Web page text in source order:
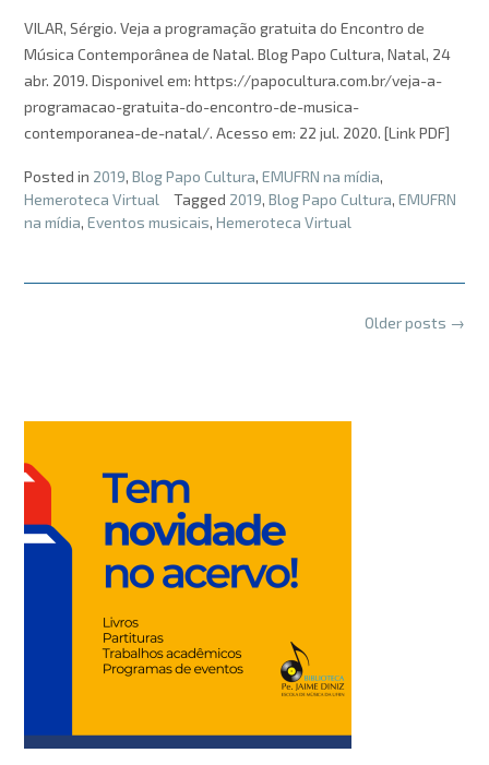
VILAR, Sérgio. Veja a programação gratuita do Encontro de
Música Contemporânea de Natal. Blog Papo Cultura, Natal, 24
abr. 2019. Disponivel em: https://papocultura.com.br/veja-a-
programacao-gratuita-do-encontro-de-musica-
contemporanea-de-natal/. Acesso em: 22 jul. 2020. [Link PDF]
Posted in 2019, Blog Papo Cultura, EMUFRN na mídia,
Hemeroteca Virtual
Tagged 2019, Blog Papo Cultura, EMUFRN
na mídia, Eventos musicais, Hemeroteca Virtual
Older posts →